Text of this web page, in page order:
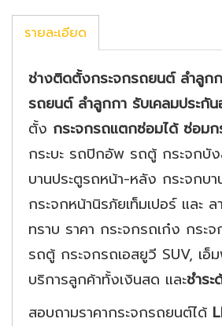
รายละเอียด
ช่างติดตั้งกระจกรถยนต์ ลำลูก
รถยนต์ ลำลูกกา รับเคลมประกั
ตั้ง กระจกรถแตกซ่อมได้ ซ่อม
กระบะ รถปิกอัพ รถตู้ กระจกบั
บานประตูรถหน้า-หลัง กระจกบ
กระจกหน้านิรภัยเท็มเปอร์ และ
ทราบ ราคา กระจกรถเก๋ง กระ
รถตู้ กระจกรถเอสยูวี SUV, เอ็
บริการลูกค้าทั้งเงินสด และชำร
สอบถามราคากระจกรถยนต์ได้